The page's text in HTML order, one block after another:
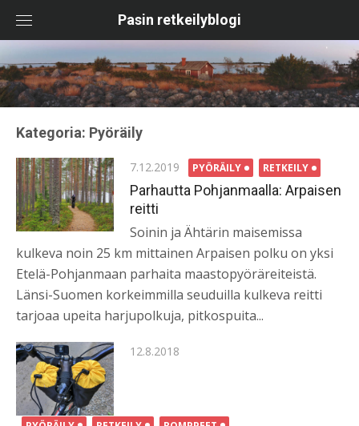
content
Pasin retkeilyblogi
Kategoria: Pyöräily
Posted
on
7.12.2019 PYÖRÄILY RETKEILY
Parhautta Pohjanmaalla: Arpaisen
reitti
Soinin ja Ähtärin maisemissa
kulkeva noin 25 km mittainen Arpaisen polku on yksi
Etelä-Pohjanmaan parhaita maastopyöräreiteistä.
Länsi-Suomen korkeimmilla seuduilla kulkeva reitti
tarjoaa upeita harjupolkuja, pitkospuita...
Posted
12.8.2018